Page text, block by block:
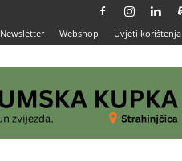
Newsletter Webshop Uvjeti korištenja